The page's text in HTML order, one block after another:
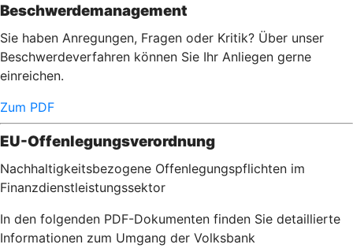
Beschwerdemanagement
Sie haben Anregungen, Fragen oder Kritik? Über unser
Beschwerdeverfahren können Sie Ihr Anliegen gerne
einreichen.
Zum PDF
EU-Offenlegungsverordnung
Nachhaltigkeitsbezogene Offenlegungspflichten im
Finanzdienstleistungssektor
In den folgenden PDF-Dokumenten finden Sie detaillierte
Informationen zum Umgang der Volksbank